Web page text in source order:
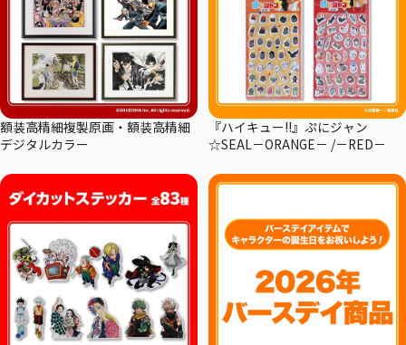
額装高精細複製原画・額装高精細
デジタルカラー
『ハイキュー!!』ぷにジャン
☆SEAL－ORANGE－ /－RED－